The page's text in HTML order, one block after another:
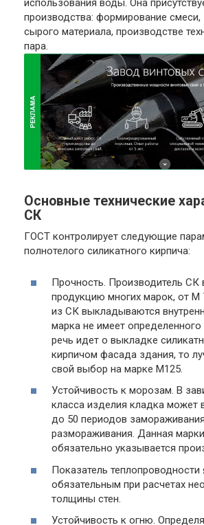
использования воды. Она
производства: формирование смеси,
сырого материала, производстве
пара.
Основные технические
СК
ГОСТ контролирует следующие
полнотелого силикатного кирпича:
Прочность. Производитель СК
продукцию многих марок, от М
из СК выкладываются
марка не имеет
речь идет о выкладке
кирпичом фасада здания, то
свой выбор на марке М125.
Устойчивость к морозам. В
класса изделия кладка может
до 50 периодов
размораживания. Данная
обязательно указывается
Показатель теплопроводности
обязательным при расчетах
толщины стен.
Устойчивость к огню.